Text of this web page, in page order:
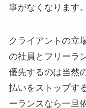
事がなくなります。
クライアントの立
の社員とフリーラ
優先するのは当然
払いをストップす
ーランスなら一旦